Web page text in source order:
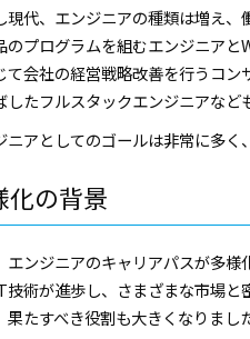
現代、エンジニアの種類は増え
のプログラムを組むエンジニア
て会社の経営戦略改善を行うコ
したフルスタックエンジニアなど
ニアとしてのゴールは非常に多く
化の背景
エンジニアのキャリアパスが多
技術が進歩し、さまざまな市場
果たすべき役割も大きくなりまし